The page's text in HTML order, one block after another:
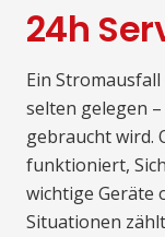
24h
Ein
selten gelegen
gebraucht wird.
funktioniert,
wichtige Geräte
Situationen